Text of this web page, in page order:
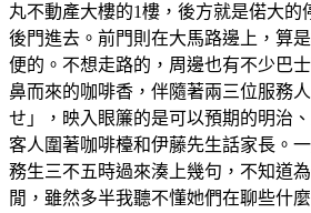
丸不動產大樓的1樓，後方就是偌大的
後門進去。前門則在大馬路邊上，算
便的。不想走路的，周邊也有不少巴
鼻而來的咖啡香，伴隨著兩三位服務
せ」，映入眼簾的是可以預期的明治
客人圍著咖啡檯和伊藤先生話家長。
務生三不五時過來湊上幾句，不知道
閒，雖然多半我聽不懂她們在聊些什